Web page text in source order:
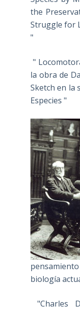
the
Struggle for
"
"
la obra de
Sketch en la
Especies "
biología
"Charles